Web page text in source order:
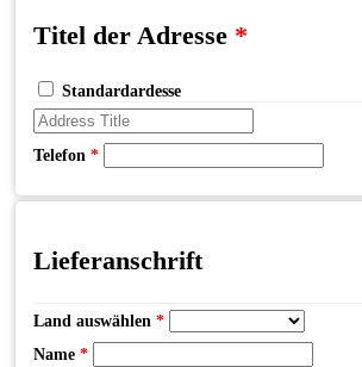
Titel der Adresse *
Standardardesse
Telefon *
Lieferanschrift
Land auswählen *
Name *